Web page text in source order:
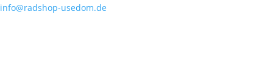
info@radshop-usedom.de